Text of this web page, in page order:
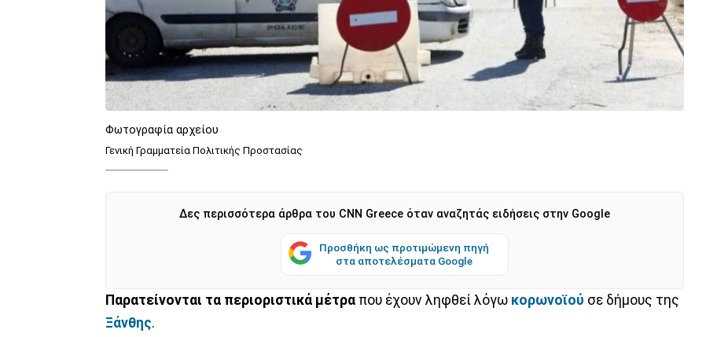
Φωτογραφία αρχείου
Γενική Γραμματεία Πολιτικής Προστασίας
Δες περισσότερα άρθρα του CNN Greece όταν αναζητάς ειδήσεις στην Google
Προσθήκη ως προτιμώμενη πηγή
στα αποτελέσματα Google
Παρατείνονται τα περιοριστικά μέτρα που έχουν ληφθεί λόγω κορωνοϊού σε δήμους της
Ξάνθης.